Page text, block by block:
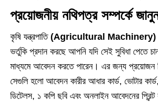
প্রয়োজনীয় নথিপত্র সম্পর্কে
কৃষি যন্ত্রপাতি (Agricultural Machinery)
ভর্তুকি প্রদান করছে আপনি যদি সেই সুবিধা পেতে
মাধ্যমে আবেদন করতে পারেন। এর জন্য প্রয়োজন
সেগুলি হলো আবেদন কারীর আধার কার্ড, ভোটার
ডিটেলস, ১ কপি ছবি এবং অনলাইন আবেদনের